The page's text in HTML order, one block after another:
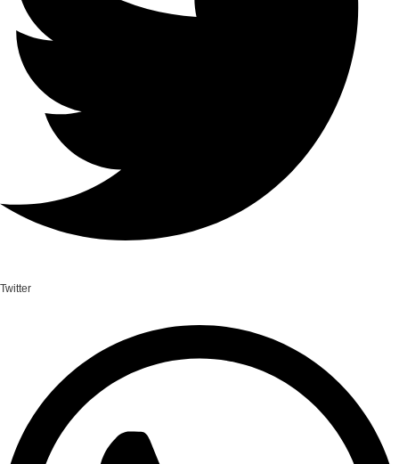
Twitter